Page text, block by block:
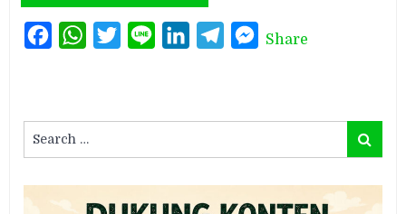
FacebookWhatsAppTwitterLine LinkedInTelegramMessenger
Share
for:
Search